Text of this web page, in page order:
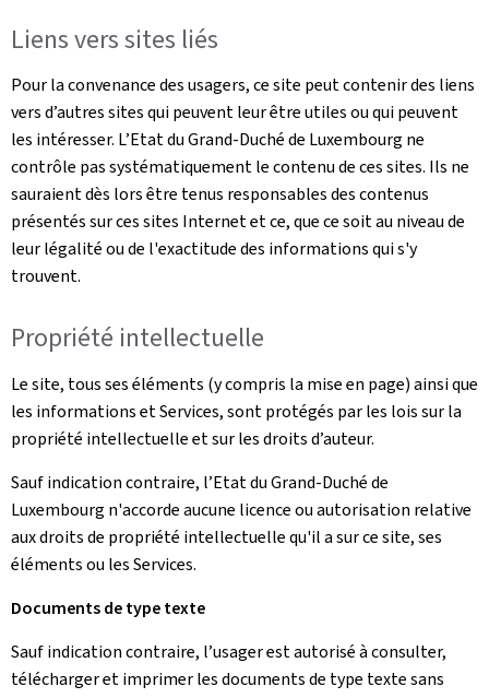
Liens vers sites liés
Pour la convenance des usagers, ce site peut contenir des liens
vers d’autres sites qui peuvent leur être utiles ou qui peuvent
les intéresser. L’Etat du Grand-Duché de Luxembourg ne
contrôle pas systématiquement le contenu de ces sites. Ils ne
sauraient dès lors être tenus responsables des contenus
présentés sur ces sites Internet et ce, que ce soit au niveau de
leur légalité ou de l'exactitude des informations qui s'y
trouvent.
Propriété intellectuelle
Le site, tous ses éléments (y compris la mise en page) ainsi que
les informations et Services, sont protégés par les lois sur la
propriété intellectuelle et sur les droits d’auteur.
Sauf indication contraire, l’Etat du Grand-Duché de
Luxembourg n'accorde aucune licence ou autorisation relative
aux droits de propriété intellectuelle qu'il a sur ce site, ses
éléments ou les Services.
Documents de type texte
Sauf indication contraire, l’usager est autorisé à consulter,
télécharger et imprimer les documents de type texte sans